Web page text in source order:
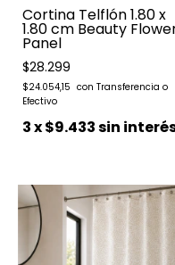
Cortina Telflón 1.80 x
1.80 cm Beauty
Panel
$28.299
$24.054,15
3x$9.433sin